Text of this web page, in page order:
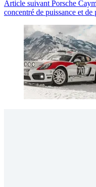
Article suivant Porsche
concentré de puissance et de